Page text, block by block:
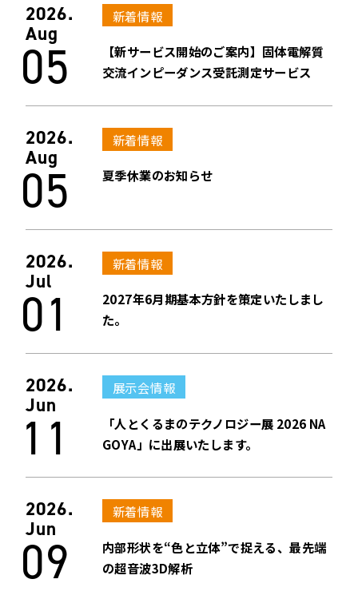
2026.
Aug
05
新着情報
【新サービス開始のご案内】固体電解質
交流インピーダンス受託測定サービス
2026.
Aug
05
新着情報
夏季休業のお知らせ
2026.
Jul
01
新着情報
2027年6月期基本方針を策定いたしまし
た。
2026.
Jun
11
展示会情報
「人とくるまのテクノロジー展 2026 NA
GOYA」に出展いたします。
2026.
Jun
09
新着情報
内部形状を“色と立体”で捉える、最先端
の超音波3D解析